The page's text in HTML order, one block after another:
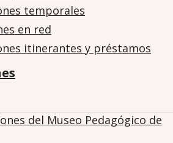
temporales
en red
itinerantes y préstamos
del Museo Pedagógico de